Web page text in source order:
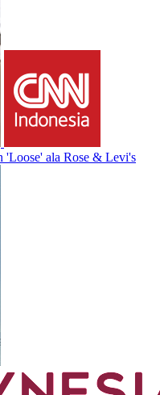
'Loose' ala Rose & Levi's